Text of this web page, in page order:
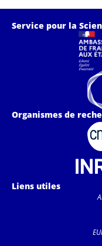
Service pour la
Organismes de
Liens utiles